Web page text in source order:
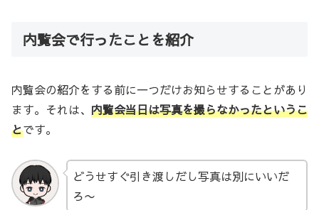
内覧会で行ったことを紹介
内覧会の紹介をする前に一つだけお知らせすることがあり
ます。それは、 内覧会当日は写真を撮らなかったというこ
とです。
どうせすぐ引き渡しだし写真は別にいいだ
ろ〜